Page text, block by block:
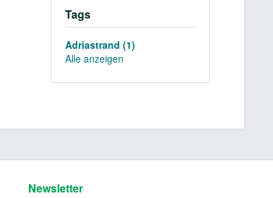
Tags
Adriastrand (1)
Alle anzeigen
Newsletter